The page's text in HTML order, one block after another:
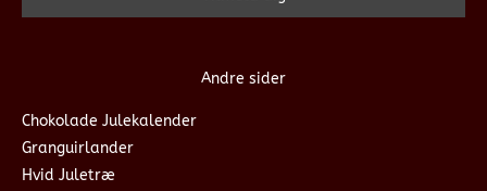
Andre sider
Chokolade Julekalender
Granguirlander
Hvid Juletræ